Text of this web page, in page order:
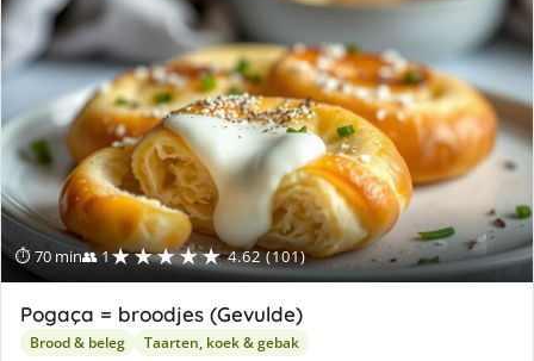
⏱ 70 min👥 1★★★★★ 4.62 (101)
Pogaça = broodjes (Gevulde)
Brood & beleg Taarten, koek & gebak